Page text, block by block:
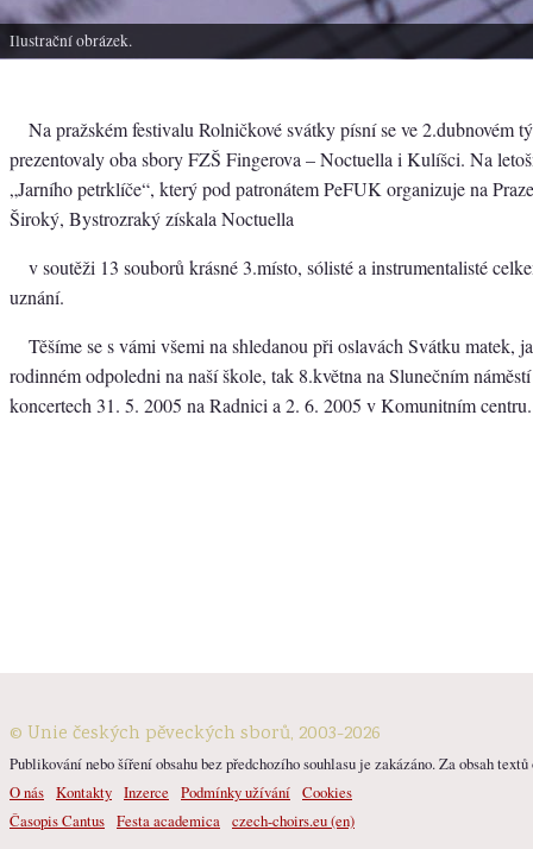
Ilustrační obrázek.
Na pražském festivalu Rolničkové svátky písní se ve 2.dubnovém
prezentovaly oba sbory FZŠ Fingerova – Noctuella i Kulíšci. Na
„Jarního petrklíče“, který pod patronátem PeFUK organizuje na
Široký, Bystrozraký získala Noctuella
v soutěži 13 souborů krásné 3.místo, sólisté a instrumentalisté
uznání.
Těšíme se s vámi všemi na shledanou při oslavách Svátku matek,
rodinném odpoledni na naší škole, tak 8.května na Slunečním
koncertech 31. 5. 2005 na Radnici a 2. 6. 2005 v Komunitním centru.
© Unie českých pěveckých sborů, 2003-2026
Publikování nebo šíření obsahu bez předchozího souhlasu je zakázáno. Za obsah
O nás Kontakty Inzerce Podmínky užívání Cookies
Časopis Cantus Festa academica czech-choirs.eu (en)